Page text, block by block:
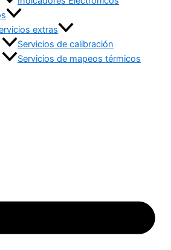
extras
Servicios de calibración
Servicios de mapeos térmicos